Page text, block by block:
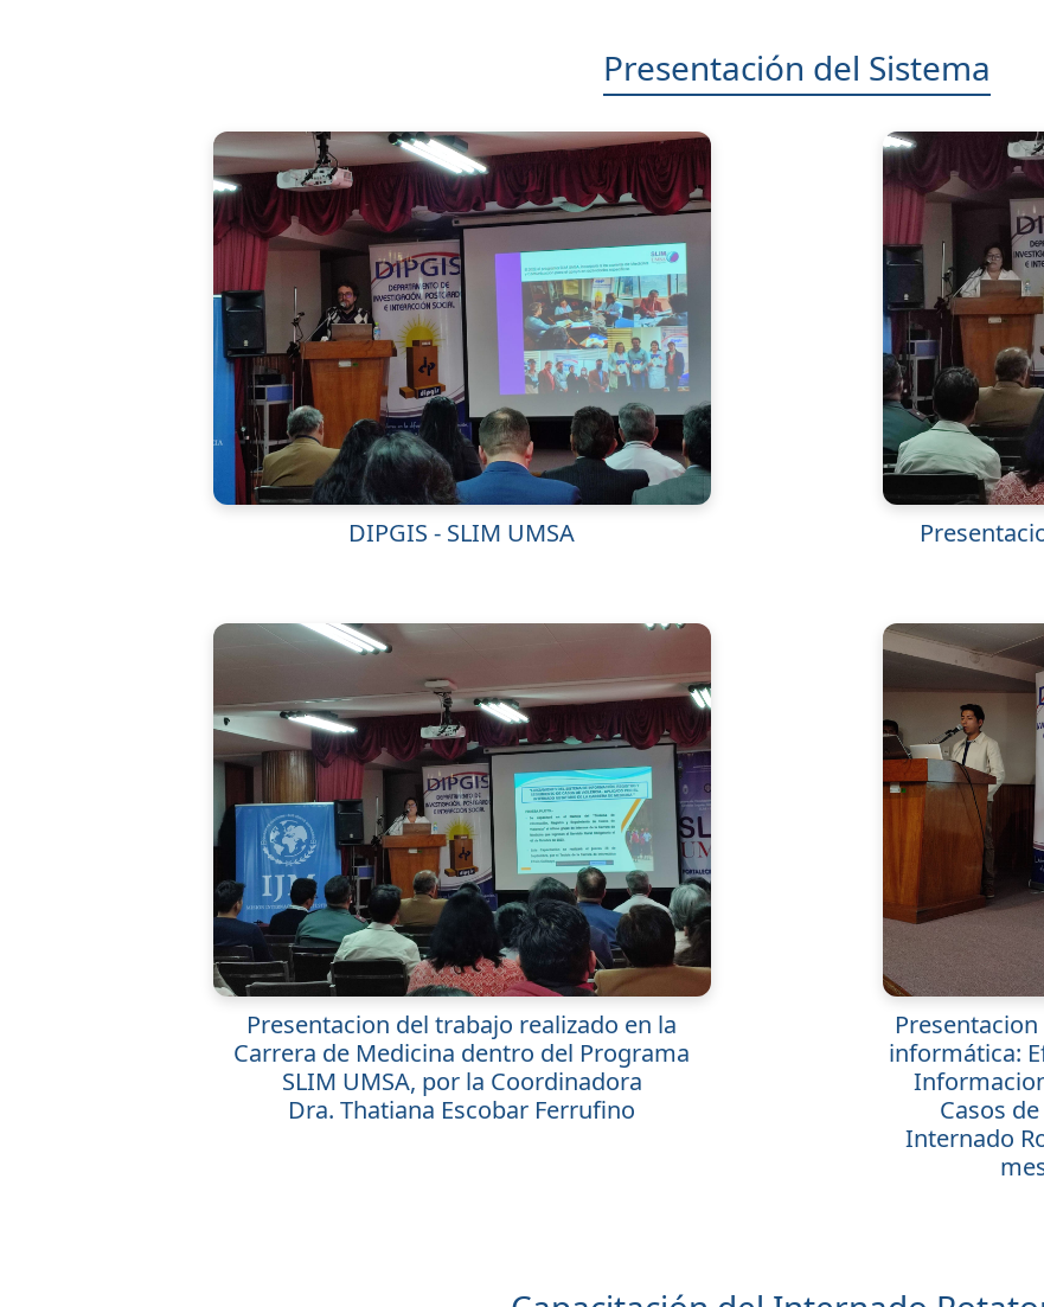
Presentación del Sistema
DIPGIS - SLIM UMSA
Presentacion del trabajo realizado en la
Carrera de Medicina dentro del Programa
SLIM UMSA, por la Coordinadora
Dra. Thatiana Escobar Ferrufino
informática:
Casos
Internado